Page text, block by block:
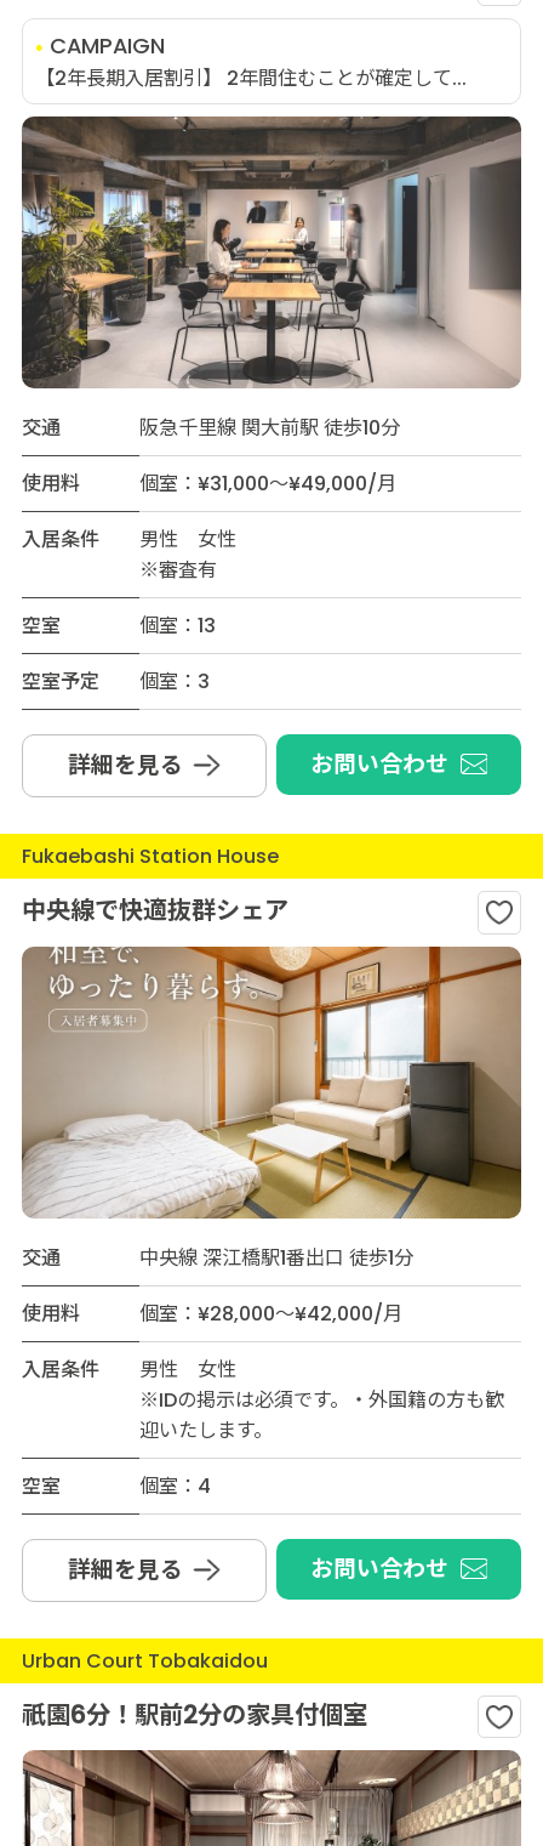
CAMPAIGN
【2年長期入居割引】 2年間住むことが確定して...
交通
阪急千里線 関大前駅 徒歩10分
使用料
個室：¥31,000～¥49,000/月
入居条件
男性 女性
※審査有
空室
個室：13
空室予定
個室：3
詳細を見る お問い合わせ
Fukaebashi Station House
中央線で快適抜群シェア
交通
中央線 深江橋駅1番出口 徒歩1分
使用料
個室：¥28,000～¥42,000/月
入居条件
男性 女性
※IDの掲示は必須です。・外国籍の方も歓
迎いたします。
空室
個室：4
詳細を見る お問い合わせ
Urban Court Tobakaidou
祇園6分！駅前2分の家具付個室